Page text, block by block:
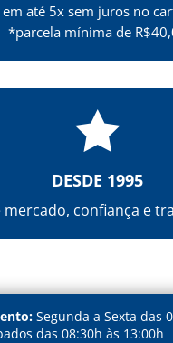
em até 5x sem juros no
*parcela mínima de

DESDE 1995
mercado, confiança e
Segunda a Sexta das
das 08:30h às 13:00h